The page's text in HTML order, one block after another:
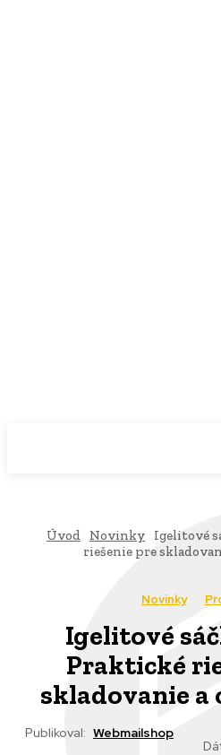
Úvod Novinky
Igelitové
riešenie pre
Novinky
Igelitové
Praktické
skladovanie a
Publikoval: Webmailshop